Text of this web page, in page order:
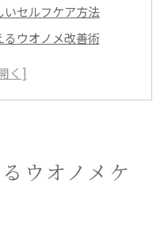
いセルフケア方法
るウオノメ改善術
本的な予防策を解説
で受けるウオノメ対策
アできる施術内容
ウオノメケ